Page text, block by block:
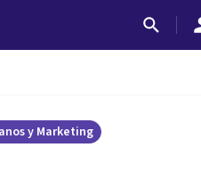
y Marketing